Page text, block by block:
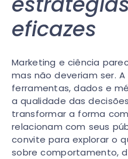
eficazes
Marketing e ciência
mas não deveriam ser.
ferramentas, dados e
a qualidade das
transformar a forma
relacionam com seus
convite para explorar o
sobre comportamento,